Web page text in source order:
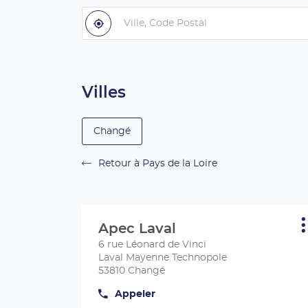
pays
À
proximité
,
trouver
Ville,
Code
Postal
Villes
Changé
Retour à Pays de la Loire
touche
ENTRÉE
pour
obtenir
Centre
:
Apec Laval
6 rue Léonard de Vinci
Laval Mayenne Technopole
53810 Changé
Appeler
Afficher